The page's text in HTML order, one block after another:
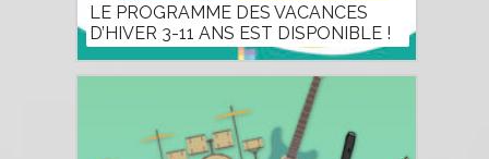
LE PROGRAMME DES VACANCES
D’HIVER 3-11 ANS EST DISPONIBLE !